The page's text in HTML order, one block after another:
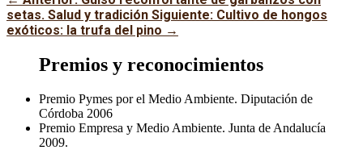
setas. Salud y tradición Siguiente: Cultivo de hongos
exóticos: la trufa del pino →
Premios y reconocimientos
Premio Pymes por el Medio Ambiente. Diputación de
Córdoba 2006
Premio Empresa y Medio Ambiente. Junta de Andalucía
2009.